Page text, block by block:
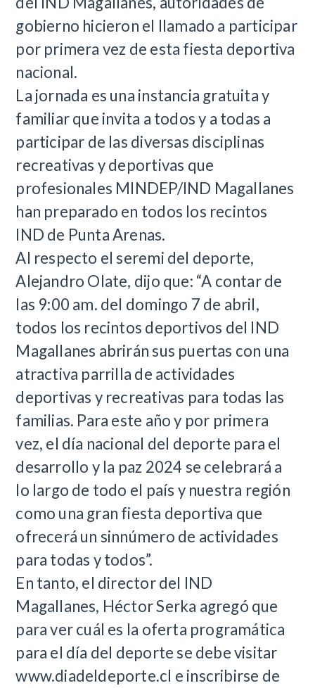
gobierno hicieron el llamado a participar
por primera vez de esta fiesta deportiva
nacional.
La jornada es una instancia gratuita y
familiar que invita a todos y a todas a
participar de las diversas disciplinas
recreativas y deportivas que
profesionales MINDEP/IND Magallanes
han preparado en todos los recintos
IND de Punta Arenas.
Al respecto el seremi del deporte,
Alejandro Olate, dijo que: “A contar de
las 9:00 am. del domingo 7 de abril,
todos los recintos deportivos del IND
Magallanes abrirán sus puertas con una
atractiva parrilla de actividades
deportivas y recreativas para todas las
familias. Para este año y por primera
vez, el día nacional del deporte para el
desarrollo y la paz 2024 se celebrará a
lo largo de todo el país y nuestra región
como una gran fiesta deportiva que
ofrecerá un sinnúmero de actividades
para todas y todos”.
En tanto, el director del IND
Magallanes, Héctor Serka agregó que
para ver cuál es la oferta programática
para el día del deporte se debe visitar
www.diadeldeporte.cl e inscribirse de